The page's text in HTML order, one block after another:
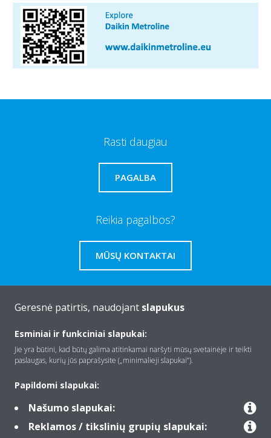
Rasti daugiau
PAGALBA
Reikia pagalbos?
MŪSŲ KONTAKTAI
Apie Daikin
Geresnė patirtis, naudojant slapukus
Esminiai ir funkciniai slapukai:
Jie yra būtini, kad būtų galima atitinkamai naršyti mūsų svetainėje ir teikti
paslaugas, kurių jūs paprašysite („minimalieji slapukai“).
Papildomi slapukai:
Našumo slapukai:
Reklamos / tikslinių grupių slapukai: